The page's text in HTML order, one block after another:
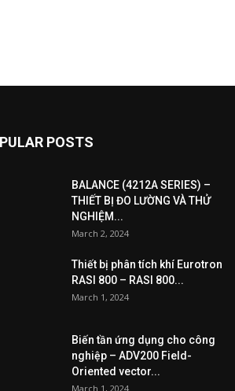
POSTS
BALANCE (4212A SERIES) –
THIẾT BỊ ĐO LƯỜNG VÀ THỬ
NGHIỆM...
March 2, 2024
Thiết bị phân tích khí Eurotron
RASI 800 – RASI 800...
March 1, 2024
Biến tần ứng dụng cho công
nghiệp – ADV200 Field-
Oriented vector...
March 1, 2024